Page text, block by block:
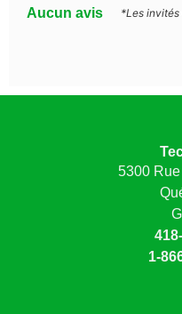
Aucun avis *Les invités
5300
1-